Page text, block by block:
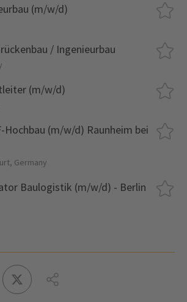
(m/w/d)
/ Ingenieurbau
(m/w/d)
Hochbau (m/w/d) Raunheim bei
Germany
Baulogistik (m/w/d) - Berlin